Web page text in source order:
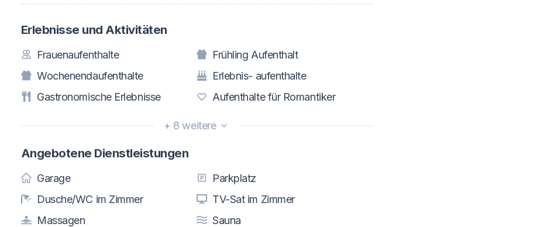
Erlebnisse und Aktivitäten
Frauenaufenthalte
Frühling Aufenthalt
Wochenendaufenthalte
Erlebnis- aufenthalte
Gastronomische Erlebnisse
Aufenthalte für Romantiker
+ 8 weitere
Angebotene Dienstleistungen
Garage
Parkplatz
Dusche/WC im Zimmer
TV-Sat im Zimmer
Massagen
Sauna